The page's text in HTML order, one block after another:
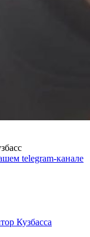
telegram-канале